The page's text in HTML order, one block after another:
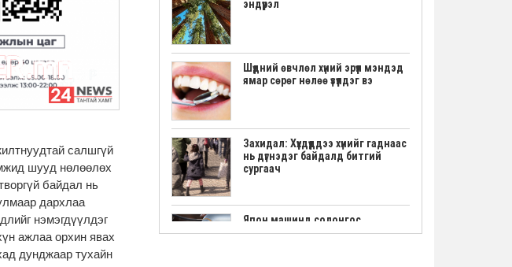
эндүүрэл
Шүдний өвчлөл хүний эрүүл мэндэд
ямар сөрөг нөлөө үзүүлдэг вэ
Захидал: Хүүхдүүддээ хүнийг гаднаас
нь дүгнэдэг байдалд битгий
сургаач
Япон машинд солонгос
тоормозны шингэн хийж
салшгүй
шууд нөлөөлөх
байдал нь
дархлаа
нэмэгдүүлдэг
ажлаа орхин явах
дунджаар тухайн